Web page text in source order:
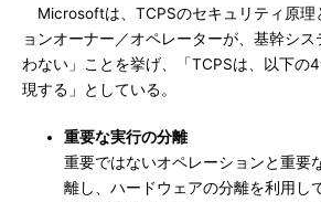
Microsoftは、TCPSのセキュリティ原理
ョンオーナー／オペレーターが、基幹シ
わない」ことを挙げ、「TCPSは、以下の
現する」としている。
重要な実行の分離
重要ではないオペレーションと重要
離し、ハードウェアの分離を利用し